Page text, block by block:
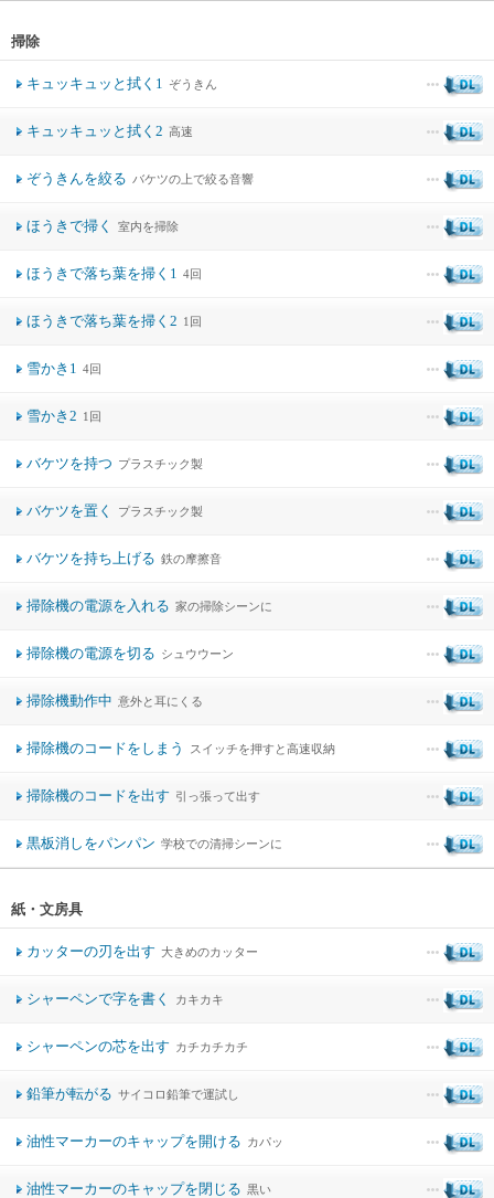
掃除
キュッキュッと拭く1 ぞうきん
キュッキュッと拭く2 高速
ぞうきんを絞る バケツの上で絞る音響
ほうきで掃く 室内を掃除
ほうきで落ち葉を掃く1 4回
ほうきで落ち葉を掃く2 1回
雪かき1 4回
雪かき2 1回
バケツを持つ プラスチック製
バケツを置く プラスチック製
バケツを持ち上げる 鉄の摩擦音
掃除機の電源を入れる 家の掃除シーンに
掃除機の電源を切る シュウウーン
掃除機動作中 意外と耳にくる
掃除機のコードをしまう スイッチを押すと高速収納
掃除機のコードを出す 引っ張って出す
黒板消しをパンパン 学校での清掃シーンに
紙・文房具
カッターの刃を出す 大きめのカッター
シャーペンで字を書く カキカキ
シャーペンの芯を出す カチカチカチ
鉛筆が転がる サイコロ鉛筆で運試し
油性マーカーのキャップを開ける カパッ
油性マーカーのキャップを閉じる 黒い